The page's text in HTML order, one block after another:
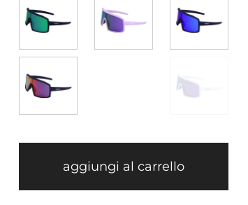
aggiungi al carrello